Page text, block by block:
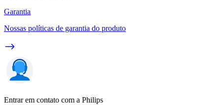
Garantia
Nossas políticas de garantia do produto
Entrar em contato com a Philips